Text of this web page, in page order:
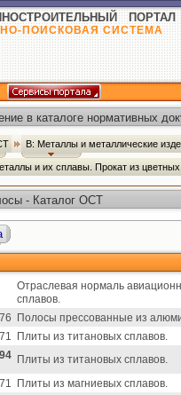
ПОРТАЛ
ПОИСКОВАЯ СИСТЕМА
в каталоге нормативных
В: Металлы и металлические
и их сплавы. Прокат из
- Каталог ОСТ
Отраслевая нормаль
сплавов.
Полосы прессованные из
Плиты из титановых сплавов.
Плиты из титановых сплавов.
Плиты из магниевых сплавов.